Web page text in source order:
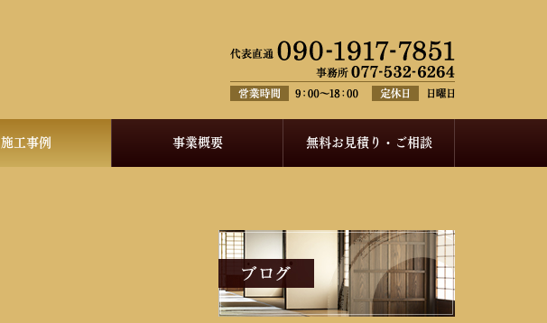
施工事例 事業概要 無料お見積り・ご相談